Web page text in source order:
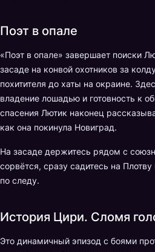
Поэт в опале
«Поэт в опале» завершает поиски
засаде на конвой охотников за
похитителя до хаты на окраине.
владение лошадью и готовность к
спасения Лютик наконец
как она покинула Новиград.
На засаде держитесь рядом с
сорвётся, сразу садитесь на Плотву
по следу.
История Цири. Сломя
Это динамичный эпизод с боями